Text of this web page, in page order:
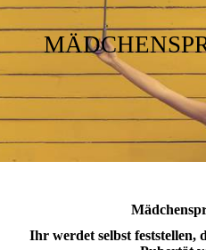
Ihr werdet selbst fest­­stellen,